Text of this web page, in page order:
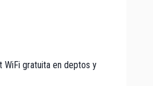
WiFi gratuita en deptos y